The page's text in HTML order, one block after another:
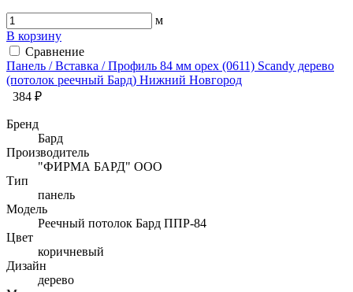
м
В корзину
Сравнение
Панель / Вставка / Профиль 84 мм орех (0611) Sсandy дерево
(потолок реечный Бард) Нижний Новгород
384 ₽
Бренд
Бард
Производитель
"ФИРМА БАРД" ООО
Тип
панель
Модель
Реечный потолок Бард ППР-84
Цвет
коричневый
Дизайн
дерево